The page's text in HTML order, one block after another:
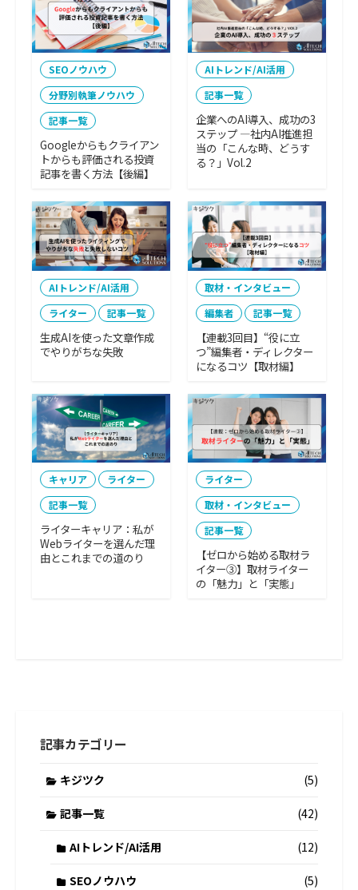
SEOノウハウ
分野別執筆ノウハウ
記事一覧
Googleからもクライアン
トからも評価される投資
記事を書く方法【後編】
AIトレンド/AI活用
記事一覧
企業へのAI導入、成功の3
ステップ ―社内AI推進担
当の「こんな時、どうす
る？」Vol.2
AIトレンド/AI活用
ライター
記事一覧
生成AIを使った文章作成
でやりがちな失敗
取材・インタビュー
編集者
記事一覧
【連載3回目】“役に立
つ”編集者・ディレクター
になるコツ【取材編】
キャリア
ライター
記事一覧
ライターキャリア：私が
Webライターを選んだ理
由とこれまでの道のり
ライター
取材・インタビュー
記事一覧
【ゼロから始める取材ラ
イター③】取材ライター
の「魅力」と「実態」
記事カテゴリー
キジツク (5)
記事一覧 (42)
AIトレンド/AI活用 (12)
SEOノウハウ (5)